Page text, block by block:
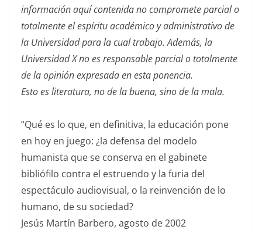
información aquí contenida no compromete parcial o
totalmente el espíritu académico y administrativo de
la Universidad para la cual trabajo. Además, la
Universidad X no es responsable parcial o totalmente
de la opinión expresada en esta ponencia.
Esto es literatura, no de la buena, sino de la mala.
“Qué es lo que, en definitiva, la educación pone
en hoy en juego: ¿la defensa del modelo
humanista que se conserva en el gabinete
bibliófilo contra el estruendo y la furia del
espectáculo audiovisual, o la reinvención de lo
humano, de su sociedad?
Jesús Martín Barbero, agosto de 2002